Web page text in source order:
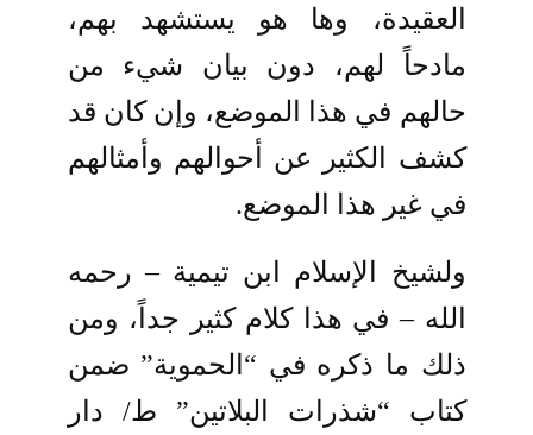
العقيدة، وها هو يستشهد بهم،
مادحاً لهم، دون بيان شيء من
حالهم في هذا الموضع، وإن كان قد
كشف الكثير عن أحوالهم وأمثالهم
في غير هذا الموضع.
ولشيخ الإسلام ابن تيمية – رحمه
الله – في هذا كلام كثير جداً، ومن
ذلك ما ذكره في “الحموية” ضمن
كتاب “شذرات البلاتين” ط/ دار